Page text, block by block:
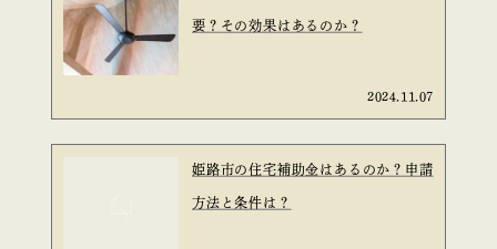
要？その効果はあるのか？
2024.11.07
姫路市の住宅補助金はあるのか？申請
方法と条件は？